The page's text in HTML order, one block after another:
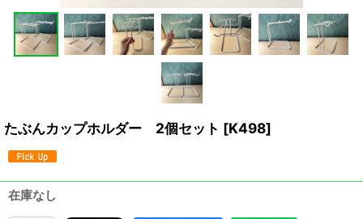
たぶんカップホルダー 2個セット [K498]
在庫なし